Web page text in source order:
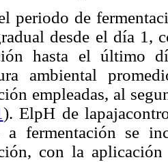
periodo de
desde el día 1,
hasta el último
ambiental
empleadas, al
). ElpH de
a fermentación se
con la